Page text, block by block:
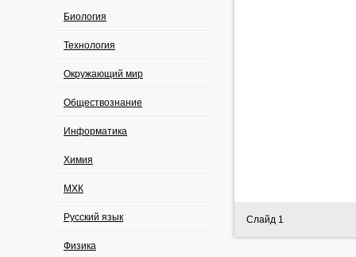
Биология
Технология
Окружающий мир
Обществознание
Информатика
Химия
МХК
Русский язык
Физика
Слайд 1